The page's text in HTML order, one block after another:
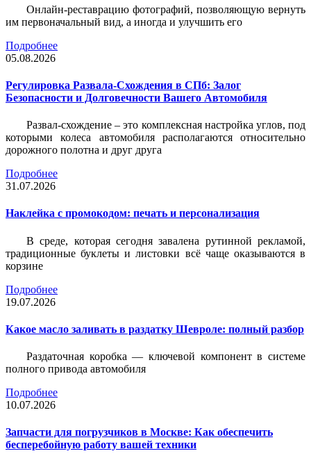
Онлайн-реставрацию фотографий, позволяющую вернуть
им первоначальный вид, а иногда и улучшить его
Подробнее
05.08.2026
Регулировка Развала-Схождения в СПб: Залог
Безопасности и Долговечности Вашего Автомобиля
Развал-схождение – это комплексная настройка углов, под
которыми колеса автомобиля располагаются относительно
дорожного полотна и друг друга
Подробнее
31.07.2026
Наклейка c промокодом: печать и персонализация
В среде, которая сегодня завалена рутинной рекламой,
традиционные буклеты и листовки всё чаще оказываются в
корзине
Подробнее
19.07.2026
Какое масло заливать в раздатку Шевроле: полный разбор
Раздаточная коробка — ключевой компонент в системе
полного привода автомобиля
Подробнее
10.07.2026
Запчасти для погрузчиков в Москве: Как обеспечить
бесперебойную работу вашей техники